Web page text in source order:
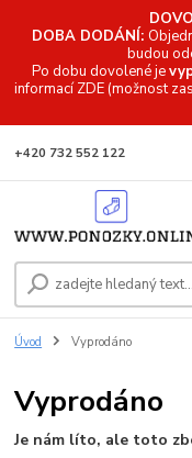
DOBA DODÁNÍ:
budou
Po dobu dovolené je
informacíZDE (možnost
+420 732 552 122
Úvod Vyprodáno
Vyprodáno
Je nám líto, ale toto